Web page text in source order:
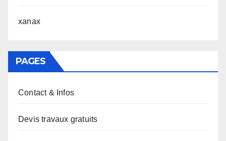
xanax
PAGES
Contact & Infos
Devis travaux gratuits